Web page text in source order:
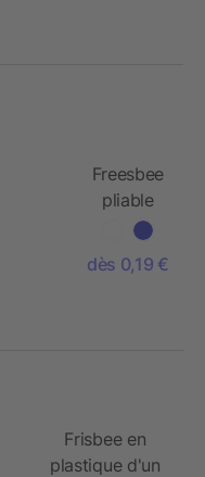
Freesbee
pliable
dès 0,19 €
Frisbee en
plastique d'un